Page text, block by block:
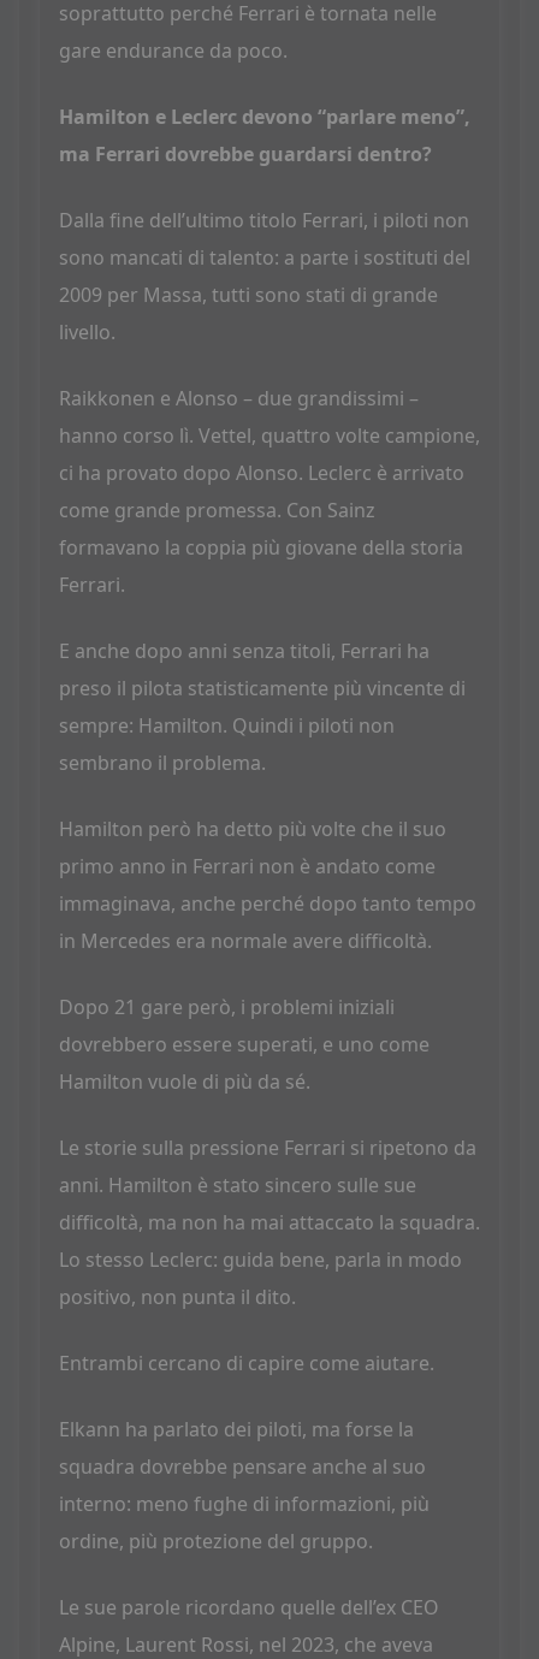
soprattutto perché Ferrari è tornata nelle
gare endurance da poco.
Hamilton e Leclerc devono “parlare meno”,
ma Ferrari dovrebbe guardarsi dentro?
Dalla fine dell’ultimo titolo Ferrari, i piloti non
sono mancati di talento: a parte i sostituti del
2009 per Massa, tutti sono stati di grande
livello.
Raikkonen e Alonso – due grandissimi –
hanno corso lì. Vettel, quattro volte campione,
ci ha provato dopo Alonso. Leclerc è arrivato
come grande promessa. Con Sainz
formavano la coppia più giovane della storia
Ferrari.
E anche dopo anni senza titoli, Ferrari ha
preso il pilota statisticamente più vincente di
sempre: Hamilton. Quindi i piloti non
sembrano il problema.
Hamilton però ha detto più volte che il suo
primo anno in Ferrari non è andato come
immaginava, anche perché dopo tanto tempo
in Mercedes era normale avere difficoltà.
Dopo 21 gare però, i problemi iniziali
dovrebbero essere superati, e uno come
Hamilton vuole di più da sé.
Le storie sulla pressione Ferrari si ripetono da
anni. Hamilton è stato sincero sulle sue
difficoltà, ma non ha mai attaccato la squadra.
Lo stesso Leclerc: guida bene, parla in modo
positivo, non punta il dito.
Entrambi cercano di capire come aiutare.
Elkann ha parlato dei piloti, ma forse la
squadra dovrebbe pensare anche al suo
interno: meno fughe di informazioni, più
ordine, più protezione del gruppo.
Le sue parole ricordano quelle dell’ex CEO
Alpine, Laurent Rossi, nel 2023, che aveva